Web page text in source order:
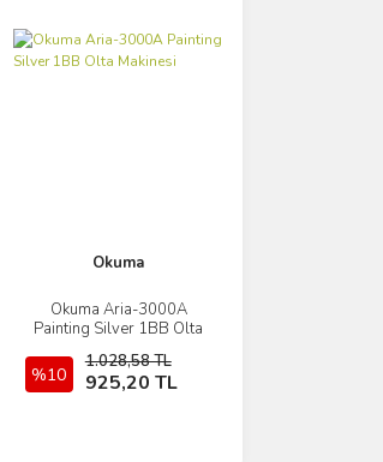
Okuma
Okuma Aria-3000A
Painting Silver 1BB Olta
%10
1.028,58 TL
925,20 TL
İncele
Sepete Ekle